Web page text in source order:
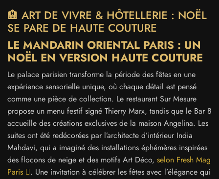
🏨 ART DE VIVRE & HÔTELLERIE : NOËL
SE PARE DE HAUTE COUTURE
LE MANDARIN ORIENTAL PARIS : UN
NOËL EN VERSION HAUTE COUTURE
Le palace parisien transforme la période des fêtes en une
expérience sensorielle unique, où chaque détail est pensé
comme une pièce de collection. Le restaurant Sur Mesure
propose un menu festif signé Thierry Marx, tandis que le Bar 8
accueille des créations exclusives de la maison Angelina. Les
suites ont été redécorées par l’architecte d’intérieur India
Mahdavi, qui a imaginé des installations éphémères inspirées
des flocons de neige et des motifs Art Déco, selon Fresh Mag
Paris
. Une invitation à célébrer les fêtes avec l’élégance qui